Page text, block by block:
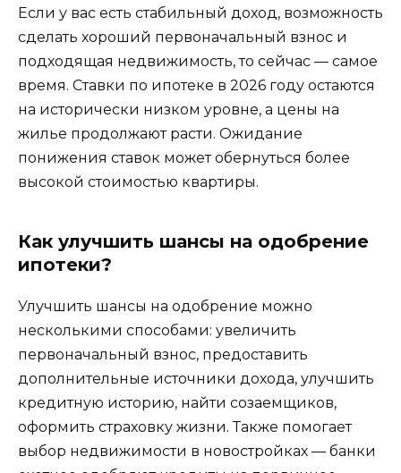
Если у вас есть стабильный доход, возможность
сделать хороший первоначальный взнос и
подходящая недвижимость, то сейчас — самое
время. Ставки по ипотеке в 2026 году остаются
на исторически низком уровне, а цены на
жилье продолжают расти. Ожидание
понижения ставок может обернуться более
высокой стоимостью квартиры.
Как улучшить шансы на одобрение
ипотеки?
Улучшить шансы на одобрение можно
несколькими способами: увеличить
первоначальный взнос, предоставить
дополнительные источники дохода, улучшить
кредитную историю, найти созаемщиков,
оформить страховку жизни. Также помогает
выбор недвижимости в новостройках — банки